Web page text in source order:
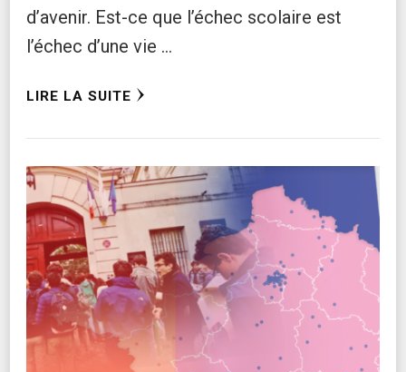
d’avenir. Est-ce que l’échec scolaire est
l’échec d’une vie …
LIRE LA SUITE